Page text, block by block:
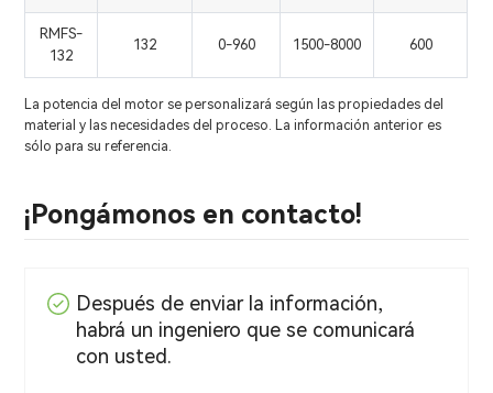
RMFS-
132
132 0-960 1500-8000 600
La potencia del motor se personalizará según las propiedades del
material y las necesidades del proceso. La información anterior es
sólo para su referencia.
¡Pongámonos en contacto!
Después de enviar la información,
habrá un ingeniero que se comunicará
con usted.